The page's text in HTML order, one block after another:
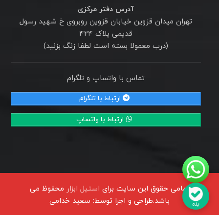
آدرس دفتر مرکزی
تهران میدان قزوین خیابان قزوین روبروی خ شهید رسول
قدیمی پلاک ۴۲۴
(درب معمولا بسته است لطفا زنگ بزنید)
تماس با واتساپ و تلگرام
ارتباط با تلگرام
ارتباط با واتساپ
تمامی حقوق این سایت برای استیل ابزار محفوظ می
باشد.طراحی و اجرا توسط: سعید خدامی